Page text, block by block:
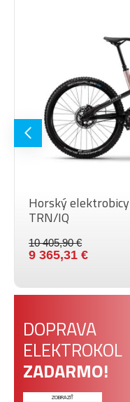
MAX.
HMOTNOSŤ
JAZDCA
120
VEĽKOSŤ
29"
Horský
TRN/IQ
10 405,90 €
9 365,31 €
DOPRAVA
ELEKTROKOL
ZADARMO!
ZOBRAZIŤ